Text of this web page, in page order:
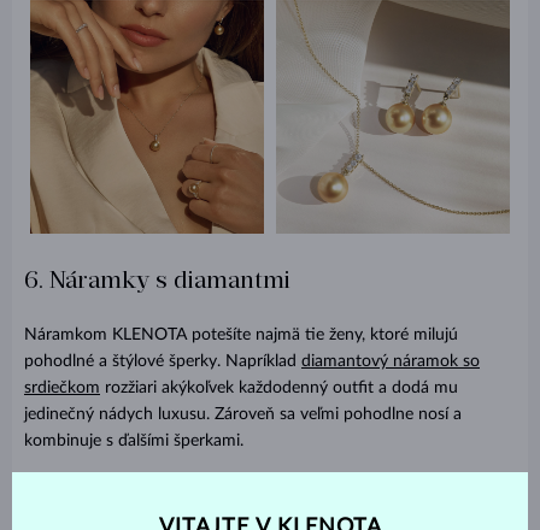
6. Náramky s diamantmi
Náramkom KLENOTA potešíte najmä tie ženy, ktoré milujú
pohodlné a štýlové šperky. Napríklad diamantový náramok so
srdiečkom rozžiari akýkoľvek každodenný outfit a dodá mu
jedinečný nádych luxusu. Zároveň sa veľmi pohodlne nosí a
kombinuje s ďalšími šperkami.